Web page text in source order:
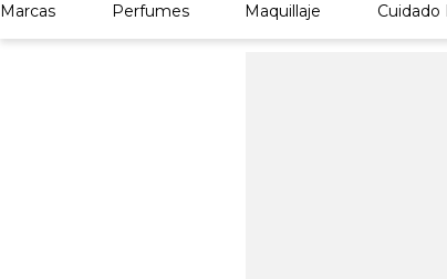
Marcas Perfumes Maquillaje Cuidado